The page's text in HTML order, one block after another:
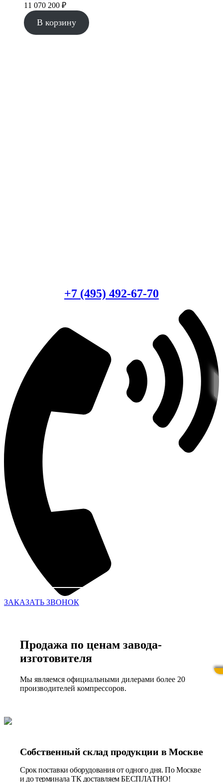
11 070 200 ₽
В корзину
+7 (495) 492-67-70
ЗАКАЗАТЬ ЗВОНОК
Продажа по ценам завода-
изготовителя
Мы являемся официальными дилерами более 20
производителей компрессоров.
Собственный склад продукции в Москве
Срок поставки оборудования от одного дня. По Москве
и до терминала ТК доставляем БЕСПЛАТНО!